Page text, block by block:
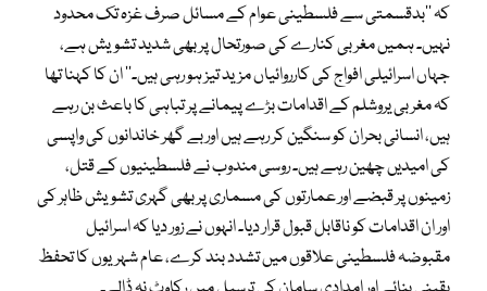
کہ ’’بدقسمتی سے فلسطینی عوام کے مسائل صرف غزہ تک محدود
نہیں۔ ہمیں مغربی کنارے کی صورتحال پر بھی شدید تشویش ہے،
جہاں اسرائیلی افواج کی کارروائیاں مزید تیز ہو رہی ہیں۔‘‘ ان کا کہنا تھا
کہ مغربی یروشلم کے اقدامات بڑے پیمانے پر تباہی کا باعث بن رہے
ہیں، انسانی بحران کو سنگین کر رہے ہیں اور بے گھر خاندانوں کی واپسی
کی امیدیں چھین رہے ہیں۔ روسی مندوب نے فلسطینیوں کے قتل،
زمینوں پر قبضے اور عمارتوں کی مسماری پر بھی گہری تشویش ظاہر کی
اور ان اقدامات کو ناقابل قبول قرار دیا۔ انہوں نے زور دیا کہ اسرائیل
مقبوضہ فلسطینی علاقوں میں تشدد بند کرے، عام شہریوں کا تحفظ